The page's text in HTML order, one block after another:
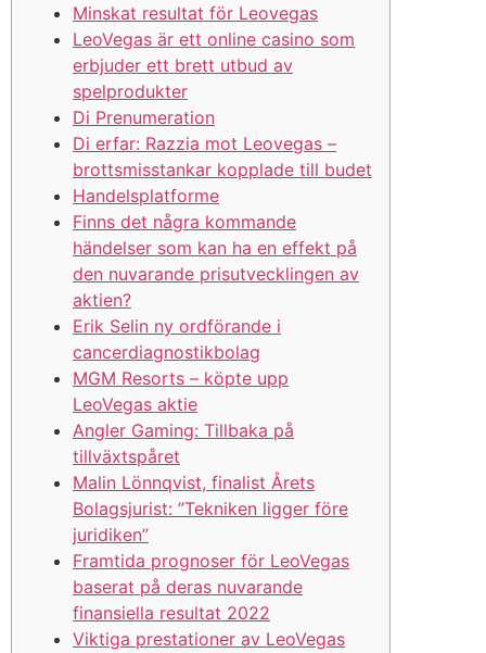
Minskat resultat för Leovegas
LeoVegas är ett online casino som
erbjuder ett brett utbud av
spelprodukter
Di Prenumeration
Di erfar: Razzia mot Leovegas –
brottsmisstankar kopplade till budet
Handelsplatforme
Finns det några kommande
händelser som kan ha en effekt på
den nuvarande prisutvecklingen av
aktien?
Erik Selin ny ordförande i
cancerdiagnostikbolag
MGM Resorts – köpte upp
LeoVegas aktie
Angler Gaming: Tillbaka på
tillväxtspåret
Malin Lönnqvist, finalist Årets
Bolagsjurist: ”Tekniken ligger före
juridiken”
Framtida prognoser för LeoVegas
baserat på deras nuvarande
finansiella resultat 2022
Viktiga prestationer av LeoVegas